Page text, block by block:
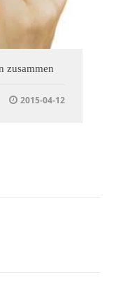
zusammen
2015-04-12